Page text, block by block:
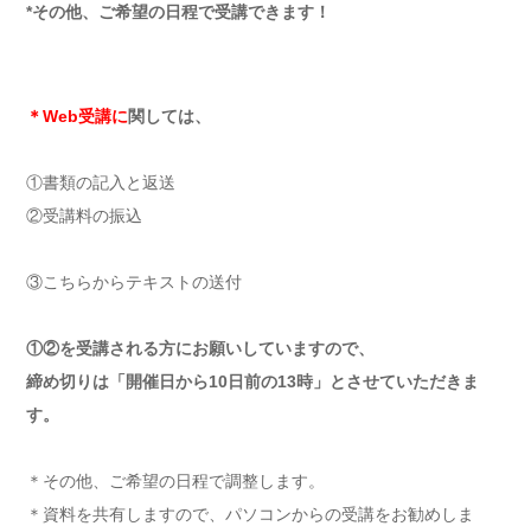
*その他、ご希望の日程で受講できます！
＊Web受講に関しては、
①書類の記入と返送
②受講料の振込
③こちらからテキストの送付
①②を受講される方にお願いしていますので、
締め切りは「開催日から10日前の13時」とさせていただきま
す。
＊その他、ご希望の日程で調整します。
＊資料を共有しますので、パソコンからの受講をお勧めしま